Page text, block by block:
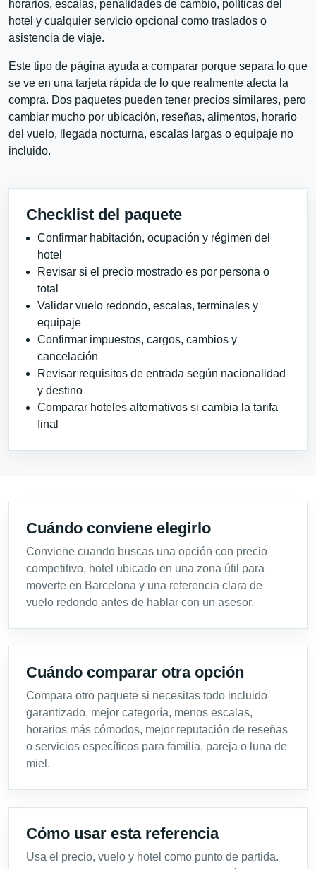
horarios, escalas, penalidades de cambio, políticas del
hotel y cualquier servicio opcional como traslados o
asistencia de viaje.
Este tipo de página ayuda a comparar porque separa lo que
se ve en una tarjeta rápida de lo que realmente afecta la
compra. Dos paquetes pueden tener precios similares, pero
cambiar mucho por ubicación, reseñas, alimentos, horario
del vuelo, llegada nocturna, escalas largas o equipaje no
incluido.
Checklist del paquete
Confirmar habitación, ocupación y régimen del
hotel
Revisar si el precio mostrado es por persona o
total
Validar vuelo redondo, escalas, terminales y
equipaje
Confirmar impuestos, cargos, cambios y
cancelación
Revisar requisitos de entrada según nacionalidad
y destino
Comparar hoteles alternativos si cambia la tarifa
final
Cuándo conviene elegirlo
Conviene cuando buscas una opción con precio
competitivo, hotel ubicado en una zona útil para
moverte en Barcelona y una referencia clara de
vuelo redondo antes de hablar con un asesor.
Cuándo comparar otra opción
Compara otro paquete si necesitas todo incluido
garantizado, mejor categoría, menos escalas,
horarios más cómodos, mejor reputación de reseñas
o servicios específicos para familia, pareja o luna de
miel.
Cómo usar esta referencia
Usa el precio, vuelo y hotel como punto de partida.